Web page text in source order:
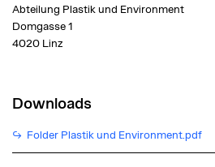
Abteilung Plastik und Environment
Domgasse 1
4020 Linz
Downloads
Folder Plastik und Environment.pdf